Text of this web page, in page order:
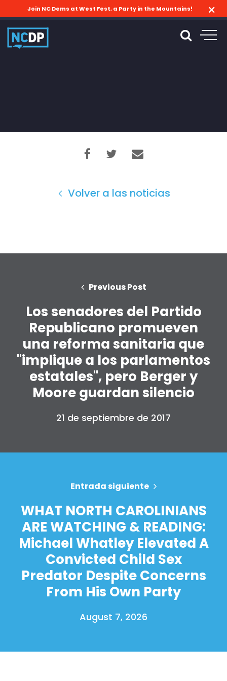
Join NC Dems at West Fest, a Party in the Mountains!
Volver a las noticias
Previous Post
Los senadores del Partido
Republicano promueven
una reforma sanitaria que
"implique a los parlamentos
estatales", pero Berger y
Moore guardan silencio
21 de septiembre de 2017
Entrada siguiente
WHAT NORTH CAROLINIANS
ARE WATCHING & READING:
Michael Whatley Elevated A
Convicted Child Sex
Predator Despite Concerns
From His Own Party
August 7, 2026